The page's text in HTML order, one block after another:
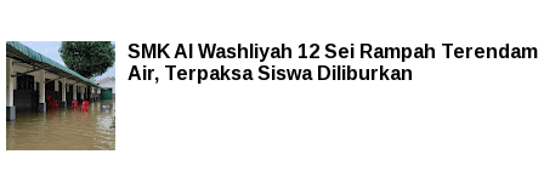
SMK Al Washliyah 12 Sei Rampah Terendam
Air, Terpaksa Siswa Diliburkan